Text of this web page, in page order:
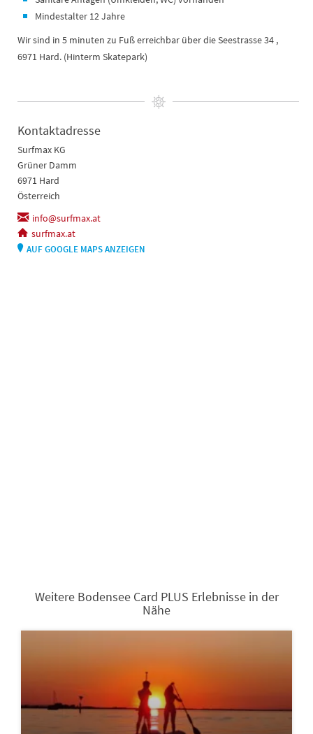
Mindestalter 12 Jahre
Wir sind in 5 minuten zu Fuß erreichbar über die Seestrasse 34 ,
6971 Hard. (Hinterm Skatepark)
Kontaktadresse
Surfmax KG
Grüner Damm
6971 Hard
Österreich
info@surfmax.at
surfmax.at
AUF GOOGLE MAPS ANZEIGEN
Weitere Bodensee Card PLUS Erlebnisse in der
Nähe